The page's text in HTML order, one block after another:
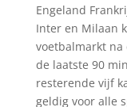
Engeland
Inter en Milaan
voetbalmarkt
de laatste 90
resterende vijf
geldig voor alle